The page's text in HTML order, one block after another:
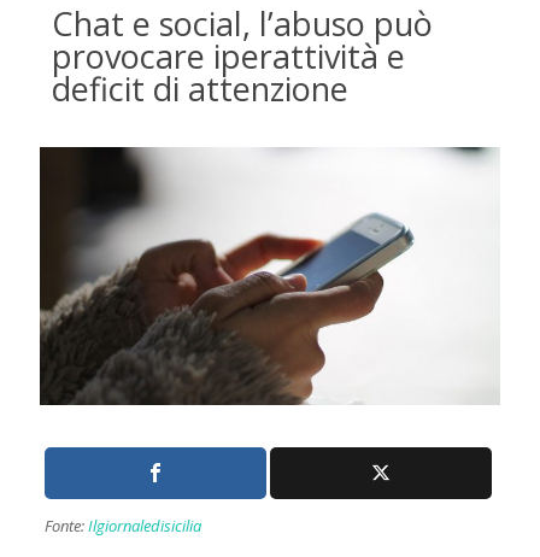
Chat e social, l’abuso può
provocare iperattività e
deficit di attenzione
Fonte:Ilgiornaledisicilia